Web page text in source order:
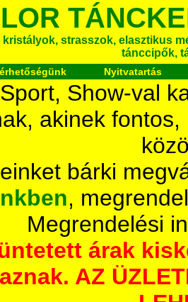
strasszok, elasztikus
tánccipők,
Nyitvatartás
Show-val
akinek
bárki
,
Megrendelési
árak
AZ